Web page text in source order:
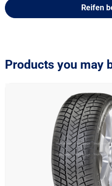
Reifen
Products you may